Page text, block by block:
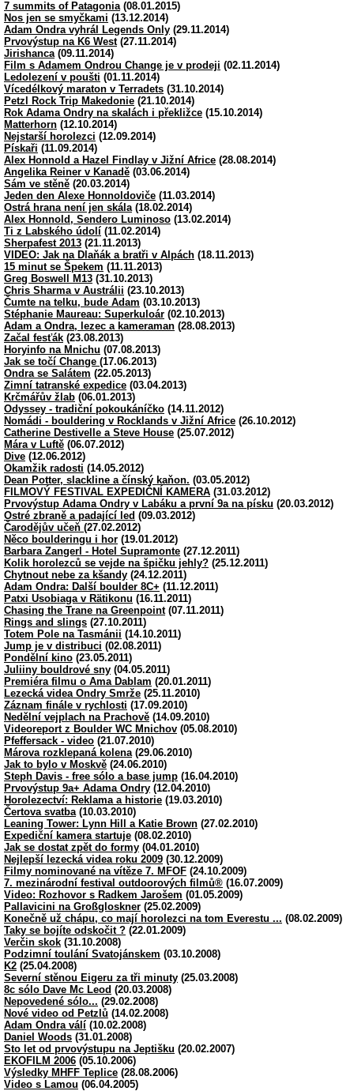
7 summits of Patagonia (08.01.2015)
Nos jen se smyčkami (13.12.2014)
Adam Ondra vyhrál Legends Only (29.11.2014)
Prvovýstup na K6 West(27.11.2014)
Jirishanca (09.11.2014)
Film s Adamem Ondrou Change je v prodeji (02.11.2014)
Ledolezení v poušti (01.11.2014)
Vícedélkový maraton v Terradets (31.10.2014)
Petzl Rock Trip Makedonie (21.10.2014)
Rok Adama Ondry na skalách i překližce (15.10.2014)
Matterhorn (12.10.2014)
Nejstarší horolezci (12.09.2014)
Pískaři (11.09.2014)
Alex Honnold a Hazel Findlay v Jižní Africe (28.08.2014)
Angelika Reiner v Kanadě (03.06.2014)
Sám ve stěně (20.03.2014)
Jeden den Alexe Honnoldoviče (11.03.2014)
Ostrá hrana není jen skála (18.02.2014)
Alex Honnold, Sendero Luminoso (13.02.2014)
Ti z Labského údolí (11.02.2014)
Sherpafest 2013 (21.11.2013)
VIDEO: Jak na Dlaňák a bratři v Alpách (18.11.2013)
15 minut se Špekem (11.11.2013)
Greg Boswell M13 (31.10.2013)
Chris Sharma v Austrálii (23.10.2013)
Čumte na telku, bude Adam (03.10.2013)
Stéphanie Maureau: Superkuloár (02.10.2013)
Adam a Ondra, lezec a kameraman (28.08.2013)
Začal fesťák (23.08.2013)
Horyinfo na Mnichu (07.08.2013)
Jak se točí Change (17.06.2013)
Ondra se Salátem (22.05.2013)
Zimní tatranské expedice (03.04.2013)
Krčmářův žlab (06.01.2013)
Odyssey - tradiční pokoukáníčko (14.11.2012)
Nomádi - bouldering v Rocklands v Jižní Africe (26.10.2012)
Catherine Destivelle a Steve House (25.07.2012)
Mára v Luftě (06.07.2012)
Dive (12.06.2012)
Okamžik radosti (14.05.2012)
Dean Potter, slackline a čínský kaňon. (03.05.2012)
FILMOVÝ FESTIVAL EXPEDIČNÍ KAMERA (31.03.2012)
Prvovýstup Adama Ondry v Labáku a první 9a na písku (20.03.2012)
Ostré zbraně a padající led (09.03.2012)
Čarodějův učeň (27.02.2012)
Něco boulderingu i hor (19.01.2012)
Barbara Zangerl - Hotel Supramonte (27.12.2011)
Kolik horolezců se vejde na špičku jehly? (25.12.2011)
Chytnout nebe za kšandy (24.12.2011)
Adam Ondra: Další boulder 8C+ (11.12.2011)
Patxi Usobiaga v Rätikonu (16.11.2011)
Chasing the Trane na Greenpoint(07.11.2011)
Rings and slings (27.10.2011)
Totem Pole na Tasmánii (14.10.2011)
Jump je v distribuci (02.08.2011)
Pondělní kino (23.05.2011)
Juliiny bouldrové sny (04.05.2011)
Premiéra filmu o Ama Dablam (20.01.2011)
Lezecká videa Ondry Smrže (25.11.2010)
Záznam finále v rychlosti (17.09.2010)
Nedělní vejplach na Prachově (14.09.2010)
Videoreport z Boulder WC Mnichov (05.08.2010)
Pfeffersack - video (21.07.2010)
Márova rozklepaná kolena (29.06.2010)
Jak to bylo v Moskvě (24.06.2010)
Steph Davis - free sólo a base jump (16.04.2010)
Prvovýstup 9a+ Adama Ondry (12.04.2010)
Horolezectví: Reklama a historie (19.03.2010)
Čertova svatba (10.03.2010)
Leaning Tower: Lynn Hill a Katie Brown (27.02.2010)
Expediční kamera startuje (08.02.2010)
Jak se dostat zpět do formy (04.01.2010)
Nejlepší lezecká videa roku 2009 (30.12.2009)
Filmy nominované na vítěze 7. MFOF (24.10.2009)
7. mezinárodní festival outdoorových filmů® (16.07.2009)
Video: Rozhovor s Radkem Jarošem (01.05.2009)
Pallavicini na Großgloskner (25.02.2009)
Konečně už chápu, co mají horolezci na tom Everestu ... (08.02.2009)
Taky se bojíte odskočit ? (22.01.2009)
Verčin skok (31.10.2008)
Podzimní toulání Svatojánskem (03.10.2008)
K2 (25.04.2008)
Severní stěnou Eigeru za tři minuty (25.03.2008)
8c sólo Dave Mc Leod (20.03.2008)
Nepovedené sólo... (29.02.2008)
Nové video od Petzlů (14.02.2008)
Adam Ondra válí (10.02.2008)
Daniel Woods (31.01.2008)
Sto let od prvovýstupu na Jeptišku (20.02.2007)
EKOFILM 2006 (05.10.2006)
Výsledky MHFF Teplice (28.08.2006)
Video s Lamou (06.04.2005)